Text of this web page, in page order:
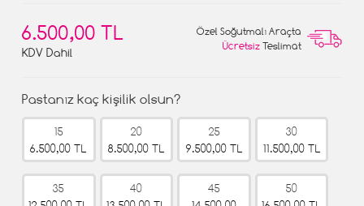
6.500,00 TL
KDV Dahil
Özel Soğutmalı Araçta
Ücretsiz Teslimat
Pastanız kaç kişilik olsun?
15
6.500,00 TL
20
8.500,00 TL
25
9.500,00 TL
30
11.500,00 TL
35
40
45
50